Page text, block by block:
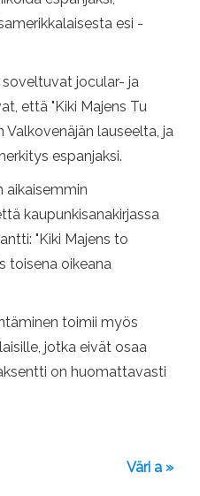
esi -
soveltuvat jocular- ja
että "Kiki Majens Tu
lauseelta, ja
espanjaksi.
aikaisemmin
kaupunkisanakirjassa
"Kiki Majens to
toisena oikeana
toimii myös
jotka eivät osaa
on huomattavasti
Väri a »